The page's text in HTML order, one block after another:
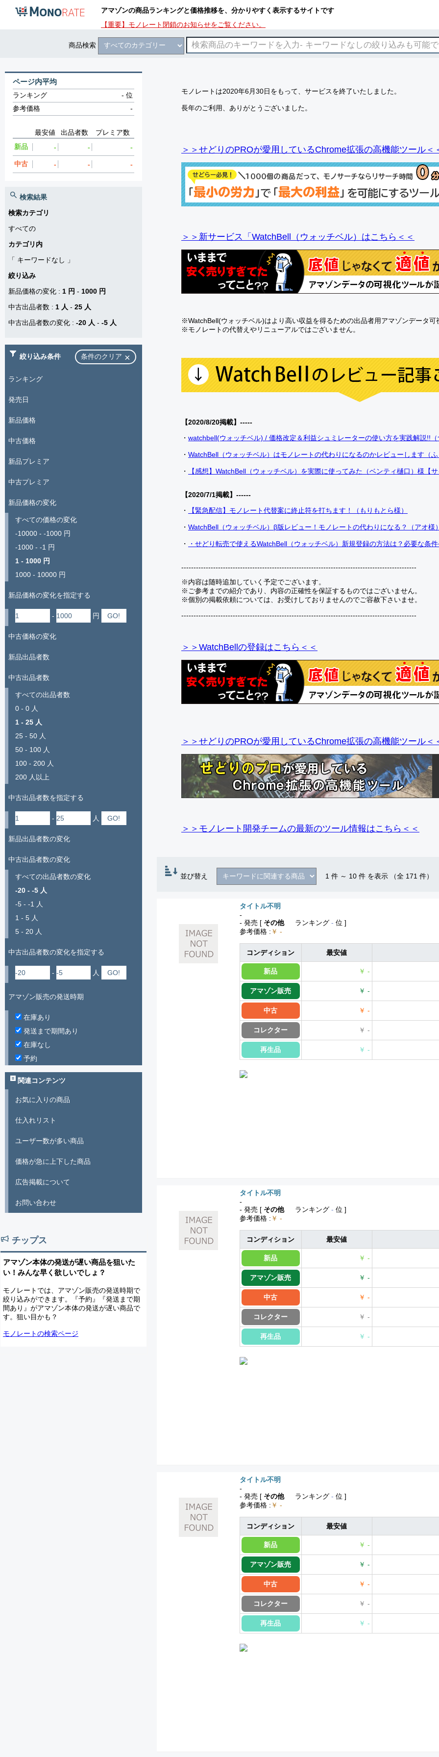
アマゾンの商品ランキングと価格推移を、分かりやすく表示するサイトです
【重要】モノレート閉鎖のお知らせをご覧ください。
商品検索
モノレートは2020年6月30日をもって、サービスを終了いたしました。
長年のご利用、ありがとうございました。
＞＞せどりのPROが愛用しているChrome拡張の高機能ツール＜
＞＞新サービス「WatchBell（ウォッチベル）はこちら＜＜
※WatchBell(ウォッチベル)はより高い収益を得るための出品者用アマゾンデータ可
※モノレートの代替えやリニューアルではございません。
【2020/8/20掲載】-----
・ watchbell(ウォッチベル) / 価格改定＆利益シュミレーターの使い方を実践解説!!
・ WatchBell（ウォッチベル）はモノレートの代わりになるのかレビューします（
・ 【感想】WatchBell（ウォッチベル）を実際に使ってみた（ベンティ樋口）様【
【2020/7/1掲載】------
・
【緊急配信】モノレート代替案に終止符を打ちます！（もりもとら様）
・ WatchBell（ウォッチベル）β版レビュー！モノレートの代わりになる？（アオ様
・ ・せどり転売で使えるWatchBell（ウォッチベル）新規登録の方法は？必要な条
------------------------------------------------------------------------------------------------
※内容は随時追加していく予定でございます。
※ご参考までの紹介であり、内容の正確性を保証するものではございません。
※個別の掲載依頼については、お受けしておりませんのでご容赦下さいませ。
------------------------------------------------------------------------------------------------
＞＞WatchBellの登録はこちら＜＜
＞＞せどりのPROが愛用しているChrome拡張の高機能ツール＜
＞＞モノレート開発チームの最新のツール情報はこちら＜＜
並び替え 1 件 ～ 10 件 を表示 （全 171 件）
タイトル不明
-
- 発売 [ その他 ランキング - 位 ]
参考価格 : ￥ -
コンディション 最安値
新品 ￥ -
アマゾン販売 ￥ -
中古 ￥ -
コレクター ￥ -
再生品 ￥ -
タイトル不明
-
- 発売 [ その他 ランキング - 位 ]
参考価格 : ￥ -
コンディション 最安値
新品 ￥ -
アマゾン販売 ￥ -
中古 ￥ -
コレクター ￥ -
再生品 ￥ -
タイトル不明
-
- 発売 [ その他 ランキング - 位 ]
参考価格 : ￥ -
コンディション 最安値
新品 ￥ -
アマゾン販売 ￥ -
中古 ￥ -
コレクター ￥ -
再生品 ￥ -
ページ内平均
ランキング -位
参考価格
-
最安値 出品者数
プレミア数
新品
- - -
中古 - - -
検索結果
検索カテゴリ
すべての
カテゴリ内
「 キーワードなし
」
絞り込み
新品価格の変化 : 1 円 - 1000 円
中古出品者数 : 1 人 - 25 人
中古出品者数の変化 : -20 人 - -5 人
絞り込み条件 条件のクリア
ランキング
発売日
新品価格
中古価格
新品プレミア
中古プレミア
新品価格の変化
すべての価格の変化
-10000 - -1000 円
-1000 - -1 円
1 - 1000 円
1000 - 10000 円
新品価格の変化を指定する
- 円
中古価格の変化
新品出品者数
中古出品者数
すべての出品者数
0 - 0 人
1 - 25 人
25 - 50 人
50 - 100 人
100 - 200 人
200 人以上
中古出品者数を指定する
- 人
新品出品者数の変化
中古出品者数の変化
すべての出品者数の変化
-20 - -5 人
-5 - -1 人
1 - 5 人
5 - 20 人
中古出品者数の変化を指定する
- 人
アマゾン販売の発送時期
在庫あり
発送まで期間あり
在庫なし
予約
関連コンテンツ
お気に入りの商品
仕入れリスト
ユーザー数が多い商品
価格が急に上下した商品
広告掲載について
お問い合わせ
チップス
アマゾン本体の発送が遅い商品を狙いた
い！みんな早く欲しいでしょ？
モノレートでは、アマゾン販売の発送時期で
絞り込みができます。『予約』『発送まで期
間あり』がアマゾン本体の発送が遅い商品で
す。狙い目かも？
モノレートの検索ページ